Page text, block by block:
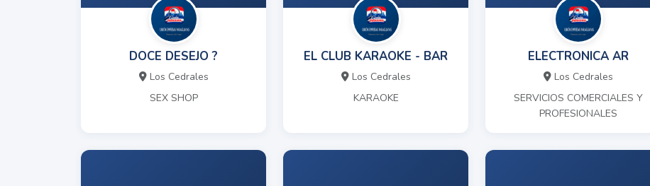
DOCE DESEJO ?
Los Cedrales
SEX SHOP
EL CLUB KARAOKE - BAR
Los Cedrales
KARAOKE
ELECTRONICA AR
Los Cedrales
SERVICIOS COMERCIALES Y
PROFESIONALES